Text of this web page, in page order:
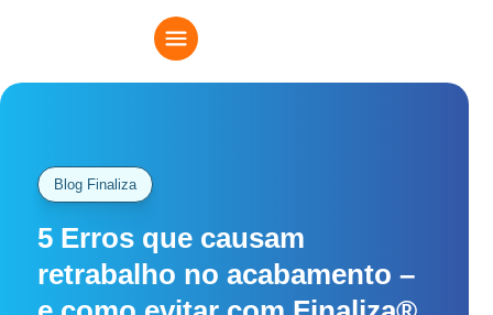
Blog Finaliza
5 Erros que causam
retrabalho no acabamento –